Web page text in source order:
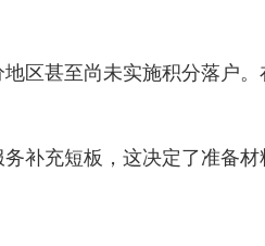
甚至尚未实施积分落户。
充短板，这决定了准备材